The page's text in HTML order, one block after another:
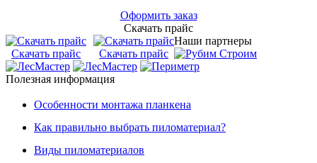
Оформить заказ
Скачать прайс
Скачать прайс Скачать прайс
Наши партнеры
Полезная информация
Особенности монтажа планкена
Как правильно выбрать пиломатериал?
Виды пиломатериалов